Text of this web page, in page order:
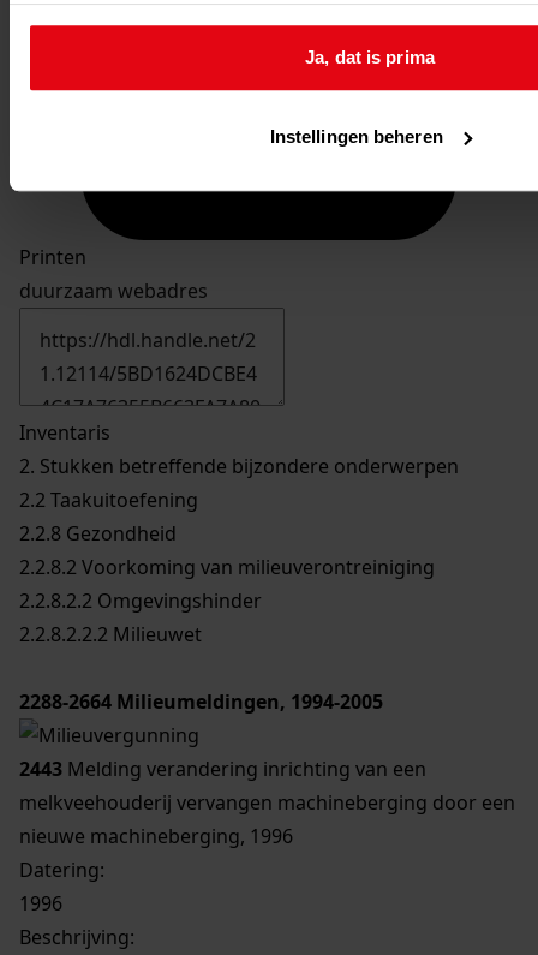
Ja, dat is prima
Instellingen beheren
Printen
duurzaam webadres
Inventaris
2. Stukken betreffende bijzondere onderwerpen
2.2 Taakuitoefening
2.2.8 Gezondheid
2.2.8.2 Voorkoming van milieuverontreiniging
2.2.8.2.2 Omgevingshinder
2.2.8.2.2.2 Milieuwet
2288-2664 Milieumeldingen, 1994-2005
2443 Melding verandering inrichting van een
melkveehouderij vervangen machineberging door een
nieuwe machineberging, 1996
Datering:
1996
Beschrijving: